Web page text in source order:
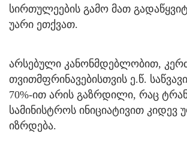
სირთულეების გამო მათ
უარი ეთქვათ.
არსებული კანონმდებლობით,
თვითმფრინავებისთვის ე.წ.
70%-ით არის გაზრდილი, რაც
სამინისტროს ინიციატივით კიდევ
იზრდება.